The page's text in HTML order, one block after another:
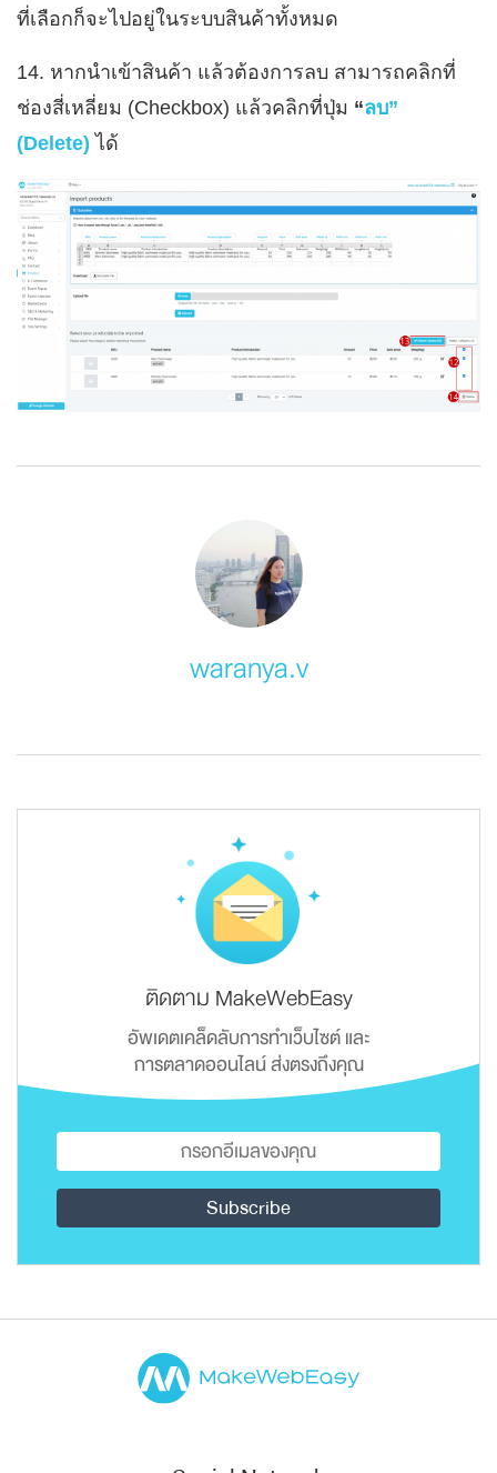
ที่เลือกก็จะไปอยู่ในระบบสินค้าทั้งหมด
14. หากนำเข้าสินค้า แล้วต้องการลบ สามารถคลิกที่
ช่องสี่เหลี่ยม (Checkbox) แล้วคลิกที่ปุ่ม “ลบ”
(Delete) ได้
waranya.v
ติดตาม MakeWebEasy
อัพเดตเคล็ดลับการทำเว็บไซต์ และ
การตลาดออนไลน์ ส่งตรงถึงคุณ